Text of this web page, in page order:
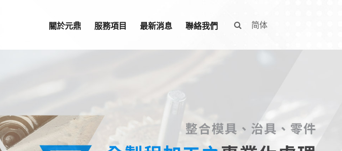
關於元鼎 服務項目 最新消息 聯絡我們 简体